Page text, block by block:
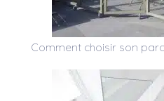
Comment choisir son